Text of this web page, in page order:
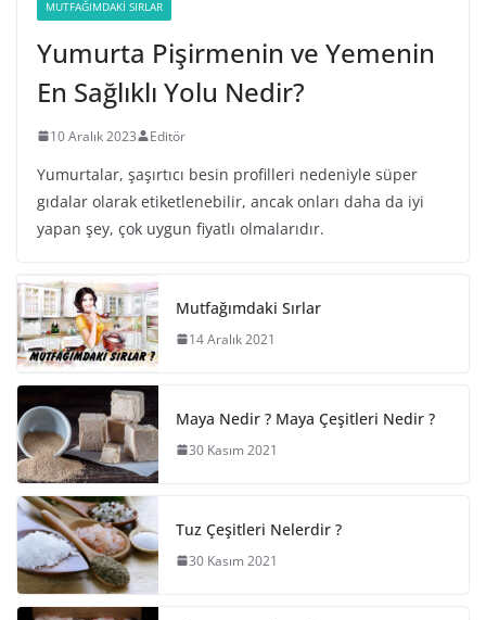
MUTFAĞIMDAKI SIRLAR
Yumurta Pişirmenin ve Yemenin
En Sağlıklı Yolu Nedir?
10 Aralık 2023 Editör
Yumurtalar, şaşırtıcı besin profilleri nedeniyle süper
gıdalar olarak etiketlenebilir, ancak onları daha da iyi
yapan şey, çok uygun fiyatlı olmalarıdır.
Mutfağımdaki Sırlar
14 Aralık 2021
Maya Nedir ? Maya Çeşitleri Nedir ?
30 Kasım 2021
Tuz Çeşitleri Nelerdir ?
30 Kasım 2021